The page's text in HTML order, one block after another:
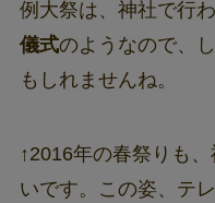
例大祭は、神社で行
儀式のようなので、
もしれませんね。
↑2016年の春祭りも
いです。この姿、テ